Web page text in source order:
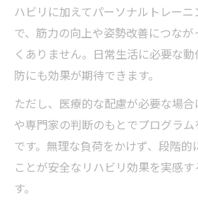
ハビリに加えてパーソナルトレー
で、筋力の向上や姿勢改善につな
くありません。日常生活に必要な
防にも効果が期待できます。
ただし、医療的な配慮が必要な場
や専門家の判断のもとでプログラ
です。無理な負荷をかけず、段階的
ことが安全なリハビリ効果を実感
す。